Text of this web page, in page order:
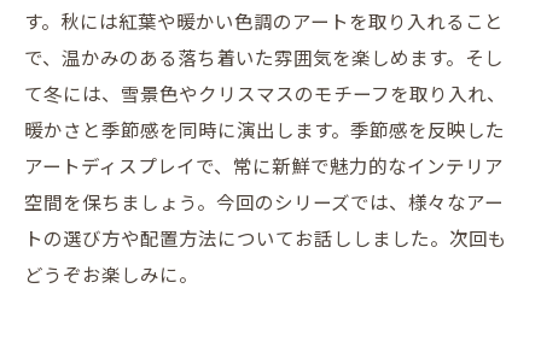
す。秋には紅葉や暖かい色調のアートを取り入れること
で、温かみのある落ち着いた雰囲気を楽しめます。そし
て冬には、雪景色やクリスマスのモチーフを取り入れ、
暖かさと季節感を同時に演出します。季節感を反映した
アートディスプレイで、常に新鮮で魅力的なインテリア
空間を保ちましょう。今回のシリーズでは、様々なアー
トの選び方や配置方法についてお話ししました。次回も
どうぞお楽しみに。